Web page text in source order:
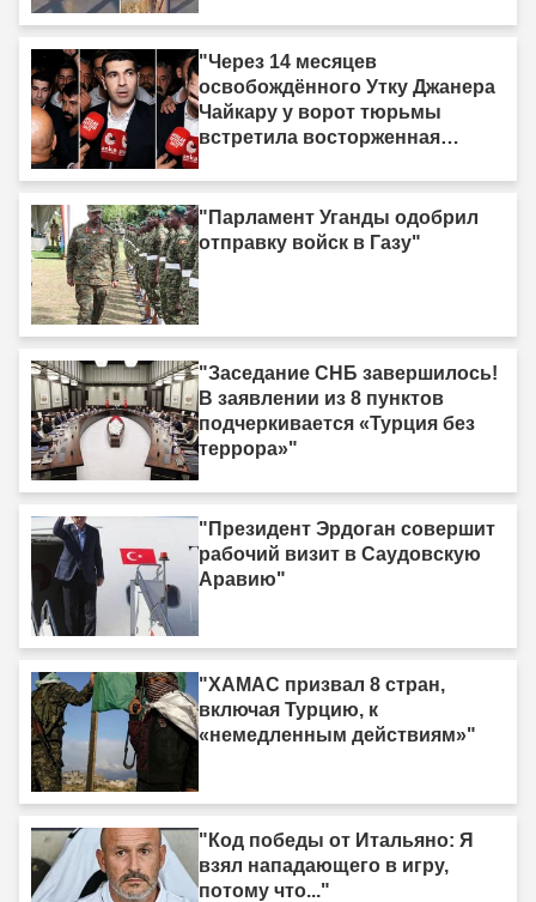
"Через 14 месяцев
освобождённого Утку Джанера
Чайкару у ворот тюрьмы
встретила восторженная
"Парламент Уганды одобрил
отправку войск в Газу"
"Заседание СНБ завершилось!
В заявлении из 8 пунктов
подчеркивается «Турция без
террора»"
"Президент Эрдоган совершит
рабочий визит в Саудовскую
Аравию"
"ХАМАС призвал 8 стран,
включая Турцию, к
«немедленным действиям»"
"Код победы от Итальяно: Я
взял нападающего в игру,
потому что..."